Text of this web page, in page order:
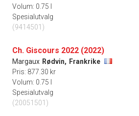
Volum: 0.75 l
Spesialutvalg
(9414501)
Ch. Giscours 2022 (2022)
Margaux Rødvin, Frankrike
Pris: 877.30 kr
Volum: 0.75 l
Spesialutvalg
(20051501)